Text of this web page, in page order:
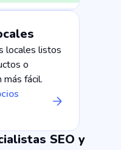
locales listos
o
fácil.
SEO y